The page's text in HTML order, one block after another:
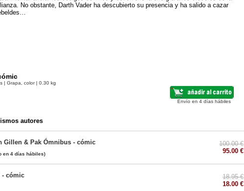
No obstante, Darth Vader ha descubierto su presencia y ha salido a cazar
| Grapa, color | 0.30 kg
Envío en 4 días hábiles
autores
Gillen & Pak Ómnibus - cómic
en 4 días hábiles)
100.00 €
95.00 €
- cómic
18.95 €
18.00 €